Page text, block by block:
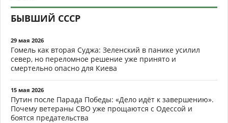
БЫВШИЙ СССР
29 мая 2026
Гомель как вторая Суджа: Зеленский в панике усилил
север, но переломное решение уже принято и
смертельно опасно для Киева
15 мая 2026
Путин после Парада Победы: «Дело идёт к завершению».
Почему ветераны СВО уже прощаются с Одессой и
боятся предательства